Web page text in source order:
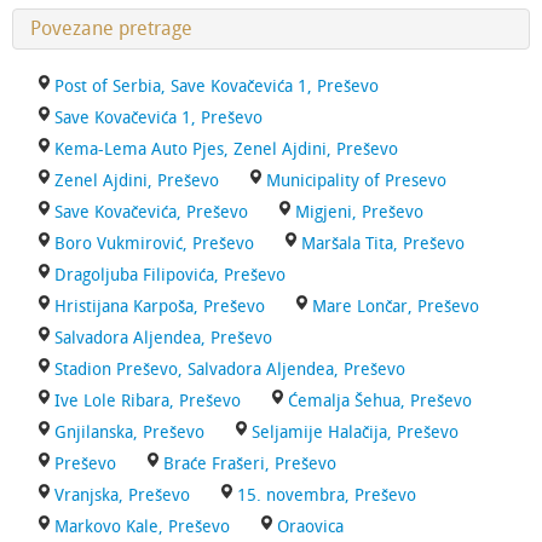
Povezane pretrage
Post of Serbia, Save Kovačevića 1, Preševo
Save Kovačevića 1, Preševo
Kema-Lema Auto Pjes, Zenel Ajdini, Preševo
Zenel Ajdini, Preševo
Municipality of Presevo
Save Kovačevića, Preševo
Migjeni, Preševo
Boro Vukmirović, Preševo
Maršala Tita, Preševo
Dragoljuba Filipovića, Preševo
Hristijana Karpoša, Preševo
Mare Lončar, Preševo
Salvadora Aljendea, Preševo
Stadion Preševo, Salvadora Aljendea, Preševo
Ive Lole Ribara, Preševo
Ćemalja Šehua, Preševo
Gnjilanska, Preševo
Seljamije Halačija, Preševo
Preševo
Braće Frašeri, Preševo
Vranjska, Preševo
15. novembra, Preševo
Markovo Kale, Preševo
Oraovica